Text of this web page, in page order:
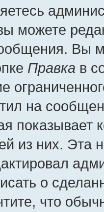
можете
Вы
Правка в
на
показывает
из них. Эта
о
что